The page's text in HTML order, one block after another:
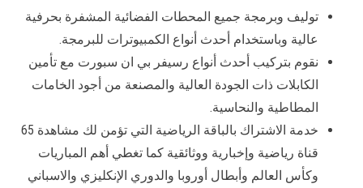
توليف وبرمجة جميع المحطات الفضائية المشفرة بحرفية
عالية وباستخدام أحدث أنواع الكمبيوترات للبرمجة.
نقوم بتركيب أحدث أنواع رسيفر بي ان سبورت مع تأمين
الكابلات ذات الجودة العالية والمصنعة من أجود الخامات
المطاطية والنحاسية.
خدمة الاشتراك بالباقة الرياضية التي تؤمن لك مشاهدة 65
قناة رياضية وإخبارية ووثائقية كما تغطي أهم المباريات
وكأس العالم وأبطال أوروبا والدوري الإنكليزي والاسباني